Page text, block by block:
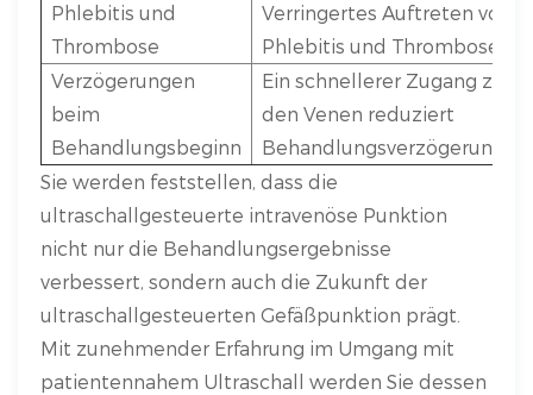
Phlebitis und
Thrombose
Verringertes Auftreten von
Phlebitis und Thrombose.
Verzögerungen
beim
Behandlungsbeginn
Ein schnellerer Zugang zu
den Venen reduziert
Behandlungsverzögerungen.
Sie werden feststellen, dass die
ultraschallgesteuerte intravenöse Punktion
nicht nur die Behandlungsergebnisse
verbessert, sondern auch die Zukunft der
ultraschallgesteuerten Gefäßpunktion prägt.
Mit zunehmender Erfahrung im Umgang mit
patientennahem Ultraschall werden Sie dessen